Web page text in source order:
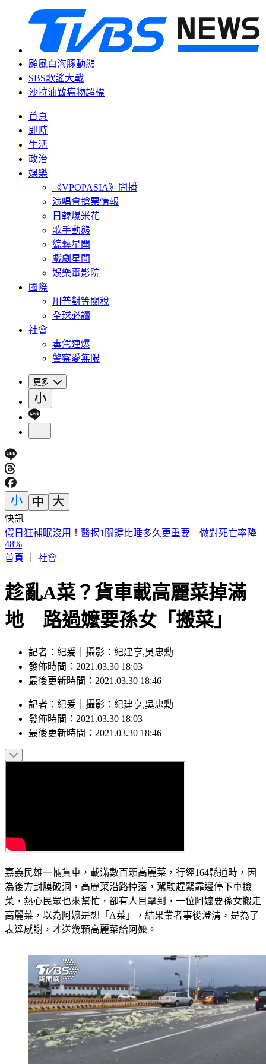
颱風白海豚動態
SBS歌謠大戰
沙拉油致癌物超標
首頁
即時
生活
政治
娛樂
《VPOPASIA》開播
演唱會搶票情報
日韓爆米花
歌手動態
綜藝星聞
戲劇星聞
娛樂電影院
國際
川普對等關稅
全球必讀
社會
毒駕連爆
警察愛無限
更多
快訊
白海豚就在家門口！中部以北「紫爆雨開炸」 下週換南部濕
透
首頁 ｜ 社會
趁亂A菜？貨車載高麗菜掉滿
地 路過嬤要孫女「搬菜」
記者：紀爰｜攝影：紀建亨,吳忠勳
發佈時間：2021.03.30 18:03
最後更新時間：2021.03.30 18:46
記者 ： 紀爰 ｜ 攝影 ： 紀建亨,吳忠勳
發佈時間： 2021.03.30 18:03
最後更新時間： 2021.03.30 18:46
嘉義民雄一輛貨車，載滿數百顆高麗菜，行經164縣道時，因
為後方封膜破洞，高麗菜沿路掉落，駕駛趕緊靠邊停下車撿
菜，熱心民眾也來幫忙，卻有人目擊到，一位阿嬤要孫女搬走
高麗菜，以為阿嬤是想「A菜」，結果業者事後澄清，是為了
表達感謝，才送幾顆高麗菜給阿嬤。